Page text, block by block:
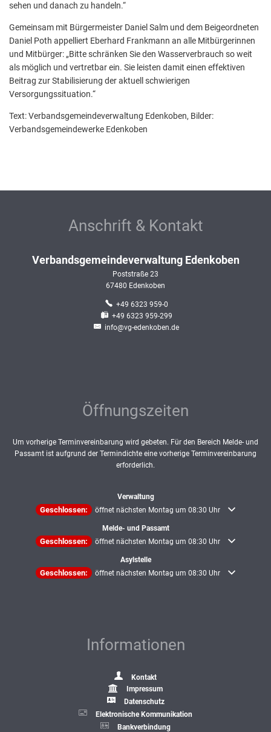
sehen und danach zu handeln.“
Gemeinsam mit Bürgermeister Daniel Salm und dem Beigeordneten
Daniel Poth appelliert Eberhard Frankmann an alle Mitbürgerinnen
und Mitbürger: „Bitte schränken Sie den Wasserverbrauch so weit
als möglich und vertretbar ein. Sie leisten damit einen effektiven
Beitrag zur Stabilisierung der aktuell schwierigen
Versorgungssituation.“
Text: Verbandsgemeindeverwaltung Edenkoben, Bilder:
Verbandsgemeindewerke Edenkoben
Anschrift & Kontakt
Verbandsgemeindeverwaltung Edenkoben
Poststraße 23
67480 Edenkoben
+49 6323 959-0
+49 6323 959-299
info@vg-edenkoben.de
Öffnungszeiten
Um vorherige Terminvereinbarung wird gebeten. Für den Bereich Melde- und
Passamt ist aufgrund der Termindichte eine vorherige Terminvereinbarung
erforderlich.
Verwaltung
Klicken, um weitere Öffnungs- oder Schließzeiten auszublenden
Geschlossen: öffnet nächsten Montag um 08:30 Uhr
Melde- und Passamt
Klicken, um weitere Öffnungs- oder Schließzeiten auszublenden
Geschlossen: öffnet nächsten Montag um 08:30 Uhr
Asylstelle
Klicken, um weitere Öffnungs- oder Schließzeiten auszublenden
Geschlossen: öffnet nächsten Montag um 08:30 Uhr
Informationen
Kontakt
Impressum
Datenschutz
Elektronische Kommunikation
Bankverbindung